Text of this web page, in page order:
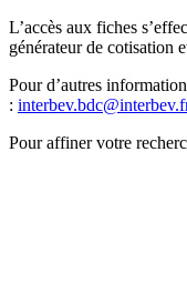
L’accès aux fiches
générateur de cotisation
Pour d’autres
:
Pour affiner votre